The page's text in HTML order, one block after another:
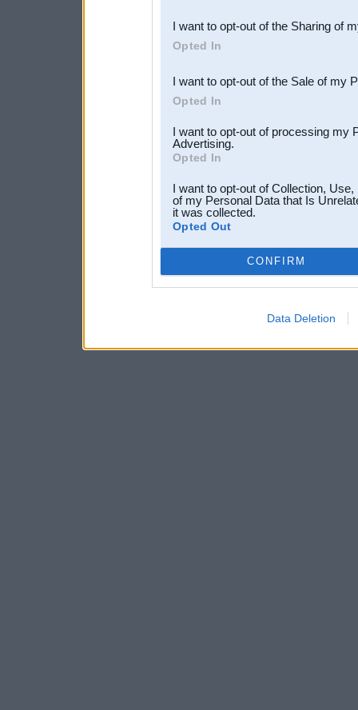
Downstream Participants
third parties.
I want to opt-out of the Sharing of
Opted In
I want to opt-out of the Sale of my
Opted In
I want to opt-out of processing my
Advertising.
Opted In
I want to opt-out of Collection,
of my Personal Data that Is
it was collected.
Opted Out
CONFIRM
Data Deletion